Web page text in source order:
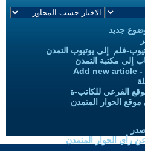
جديد
فلم إلى يوتيوب التمدن
إلى مكتبة التمدن
Add new article -
الفرعي للكاتب-ة
الحوار المتمدن
رأي الحوار المتمدن